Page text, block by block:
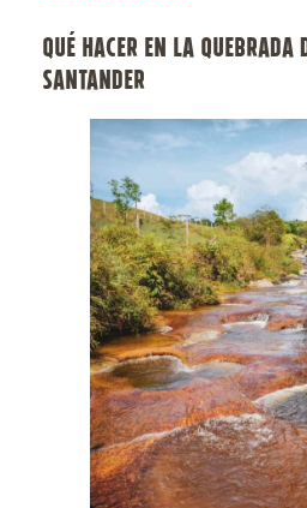
QUÉ HACER EN LA QUEBRADA
SANTANDER